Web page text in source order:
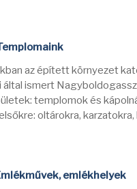
az épített környezet
által ismert
templomok és
oltárokra,
emlékhelyek